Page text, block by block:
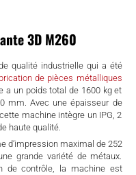
3D M260
qualité industrielle qui a été
de pièces métalliques
a un poids total de 1600 kg et
mm. Avec une épaisseur de
machine intègre un IPG, 2
haute qualité.
d’impression maximal de 252
grande variété de métaux.
de contrôle, la machine est